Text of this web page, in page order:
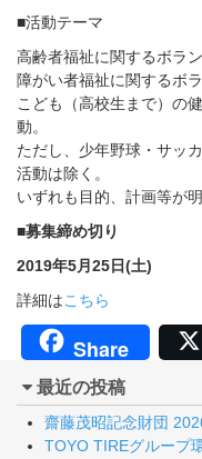
■活動テーマ
高齢者福祉に関するボラ
障がい者福祉に関するボ
こども（高校生まで）の
動。
ただし、少年野球・サッ
活動は除く。
いずれも目的、計画等が
■募集締め切り
2019年5月25日(土)
詳細はこちら
Share
最近の投稿
齋藤茂昭記念財団
TOYO TIREグループ